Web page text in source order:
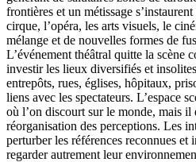
frontières et un métissage
cirque, l’opéra, les arts visuels, le
mélange et de nouvelles formes de
L’événement théâtral quitte la scène
investir les lieux diversifiés et
entrepôts, rues, églises, hôpitaux,
liens avec les spectateurs. L’espace
où l’on discourt sur le monde, mais il
réorganisation des perceptions. Les
perturber les références reconnues et
regarder autrement leur